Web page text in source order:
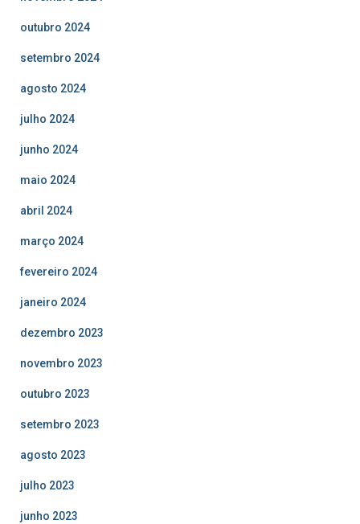
outubro 2024
setembro 2024
agosto 2024
julho 2024
junho 2024
maio 2024
abril 2024
março 2024
fevereiro 2024
janeiro 2024
dezembro 2023
novembro 2023
outubro 2023
setembro 2023
agosto 2023
julho 2023
junho 2023